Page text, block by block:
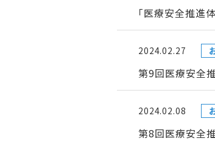
「医療安全推進
2024.02.27
第9回医療安全
2024.02.08
第8回医療安全